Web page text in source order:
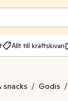
Allt till kräftskivan
snacks / Godis /